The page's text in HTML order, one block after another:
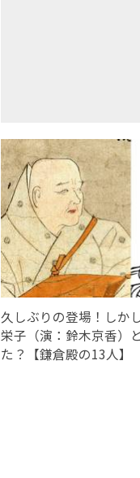
久しぶりの登場！しか
栄子（演：鈴木京香）
た？【鎌倉殿の13人】